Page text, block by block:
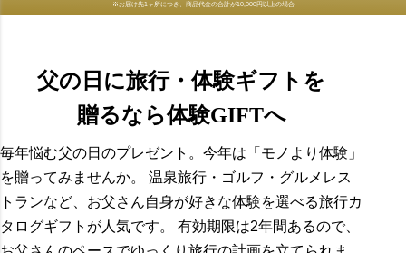
※お届け先1ヶ所につき、商品代金の合計が10,000円以上の場合
父の日に旅行・体験ギフトを
贈るなら体験GIFTへ
毎年悩む父の日のプレゼント。今年は「モノより体験」
を贈ってみませんか。 温泉旅行・ゴルフ・グルメレス
トランなど、お父さん自身が好きな体験を選べる旅行カ
タログギフトが人気です。 有効期限は2年間あるので、